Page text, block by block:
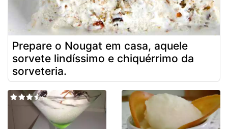
Prepare o Nougat em casa, aquele
sorvete lindíssimo e chiquérrimo da
sorveteria.